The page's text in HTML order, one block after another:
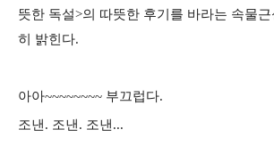
뜻한 독설>의 따뜻한 후기를 바라는 속물
히 밝힌다.
아아~~~~~~~~ 부끄럽다.
조낸. 조낸. 조낸...